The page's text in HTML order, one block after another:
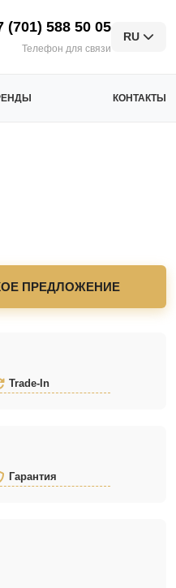
(701) 588 50 05
Телефон для связи
RU
КОНТАКТЫ
ПРЕДЛОЖЕНИЕ
Trade-In
Гарантия